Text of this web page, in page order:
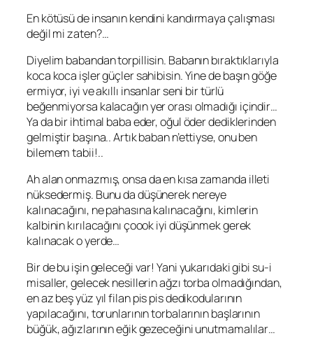
En kötüsü de insanın kendini kandırmaya çalışması
değil mi zaten?…
Diyelim babandan torpillisin. Babanın bıraktıklarıyla
koca koca işler güçler sahibisin. Yine de başın göğe
ermiyor, iyi ve akıllı insanlar seni bir türlü
beğenmiyorsa kalacağın yer orası olmadığı içindir…
Ya da bir ihtimal baba eder, oğul öder dediklerinden
gelmiştir başına.. Artık baban n’ettiyse, onu ben
bilemem tabii!..
Ah alan onmazmış, onsa da en kısa zamanda illeti
nüksedermiş. Bunu da düşünerek nereye
kalınacağını, ne pahasına kalınacağını, kimlerin
kalbinin kırılacağını çoook iyi düşünmek gerek
kalınacak o yerde…
Bir de bu işin geleceği var! Yani yukarıdaki gibi su-i
misaller, gelecek nesillerin ağzı torba olmadığından,
en az beş yüz yıl filan pis pis dedikodularının
yapılacağını, torunlarının torbalarının başlarının
büğük, ağızlarının eğik gezeceğini unutmamalılar…